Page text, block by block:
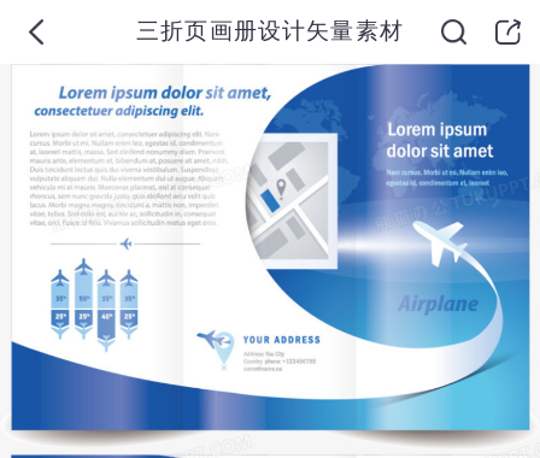
三折页画册设计矢量素材